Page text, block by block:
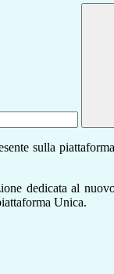
sulla piattaforma
dedicata al
Unica.